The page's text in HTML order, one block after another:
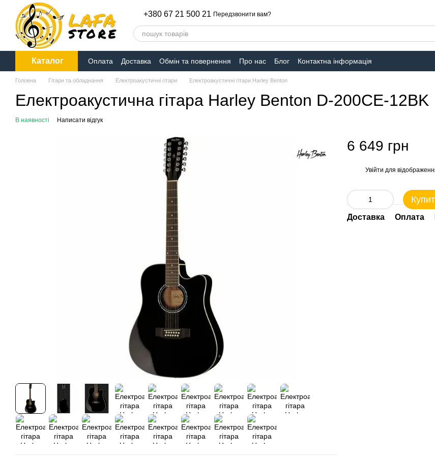
Перейти до основного контенту
+380 67 21 500 21 Передзвонити вам?
Каталог Оплата Доставка Обмін та повернення Про нас Блог Контактна інформація
Головна Гітари та обладнання Електроакустичні гітари Електроакустичні гітари Harley Benton
Електроакустична гітара Harley Benton D-200CE-12BK
В наявності Написати відгук
6 649 грн
Увійти для
Доставка Оплата